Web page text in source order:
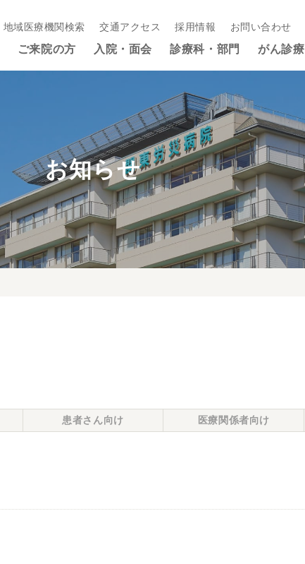
地域医療機関検索 交通アクセス 採用情報 お問い合わせ
ご来院の方 入院・面会 診療科・部門 がん診療
お知らせ
患者さん向け 医療関係者向け